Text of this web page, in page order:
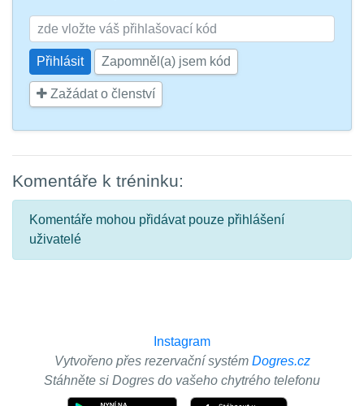
Zapomněl(a) jsem kód
Zažádat o členství
Komentáře k tréninku:
Komentáře mohou přidávat pouze přihlášení
uživatelé
Instagram
Vytvořeno přes rezervační systém Dogres.cz
Stáhněte si Dogres do vašeho chytrého telefonu